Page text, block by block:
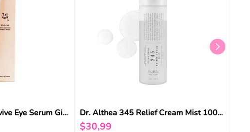
Beauty Of Joseon Revive Eye Serum Ginseng + Retinal 30ml Dr. Althea 345 Relief Cream Mist 100ml
$30,99